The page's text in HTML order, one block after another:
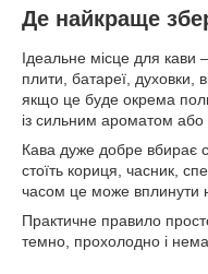
Де найкраще
Ідеальне місце для
плити, батареї, духовки,
якщо це буде окрема
із сильним ароматом або
Кава дуже добре вбирає
стоїть кориця, часник,
часом це може вплинути
Практичне правило
темно, прохолодно і